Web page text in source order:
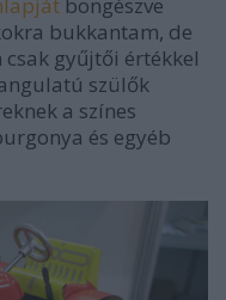
bukkantam, de
csak gyűjtői értékkel
szülők
a színes
és egyéb